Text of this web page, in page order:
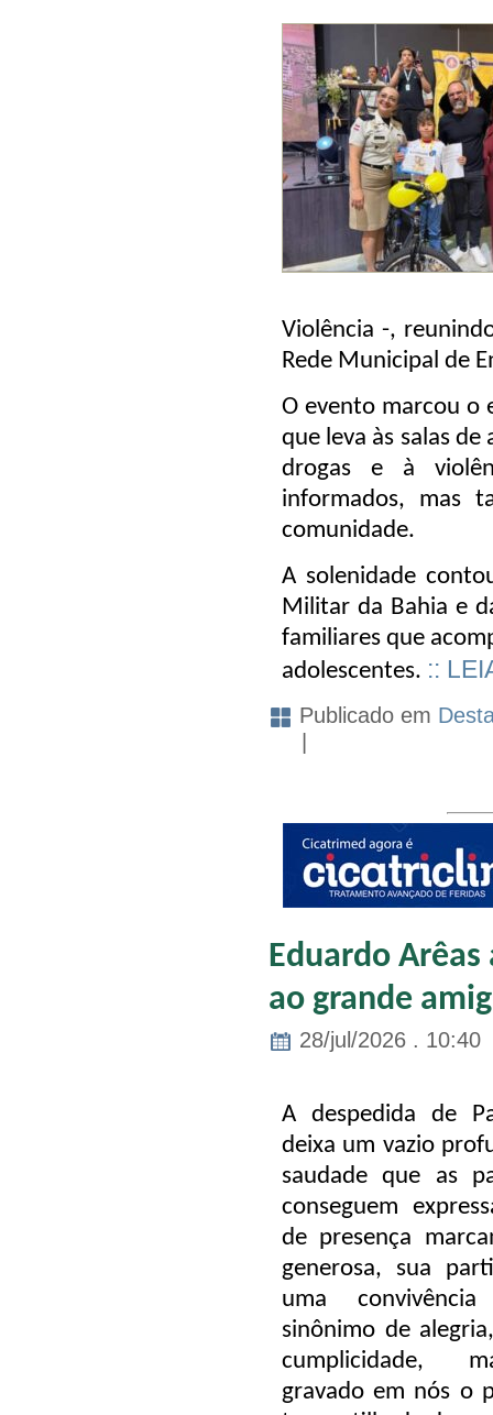
Violência -,
Rede Municipal de
O evento marcou o
que leva às salas
drogas e à
informados, mas
comunidade.
A solenidade
Militar da Bahia e
familiares que
adolescentes. ::
Publicado em
|
Eduardo
ao grande
28/jul/2026 . 10:40
A despedida de
deixa um vazio
saudade que as
conseguem
de presença
generosa, sua
uma
sinônimo de
cumplicidade,
gravado em nós o